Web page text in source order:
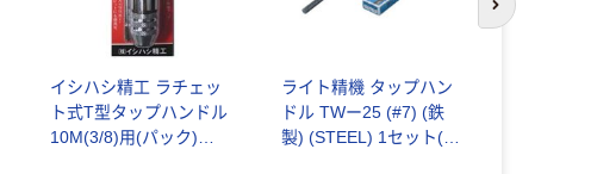
イシハシ精工 ラチェッ
ト式T型タップハンドル
10M(3/8)用(パック)
ライト精機 タップハン
ドル TWー25 (#7) (鉄
製) (STEEL) 1セット(2
次のスライド